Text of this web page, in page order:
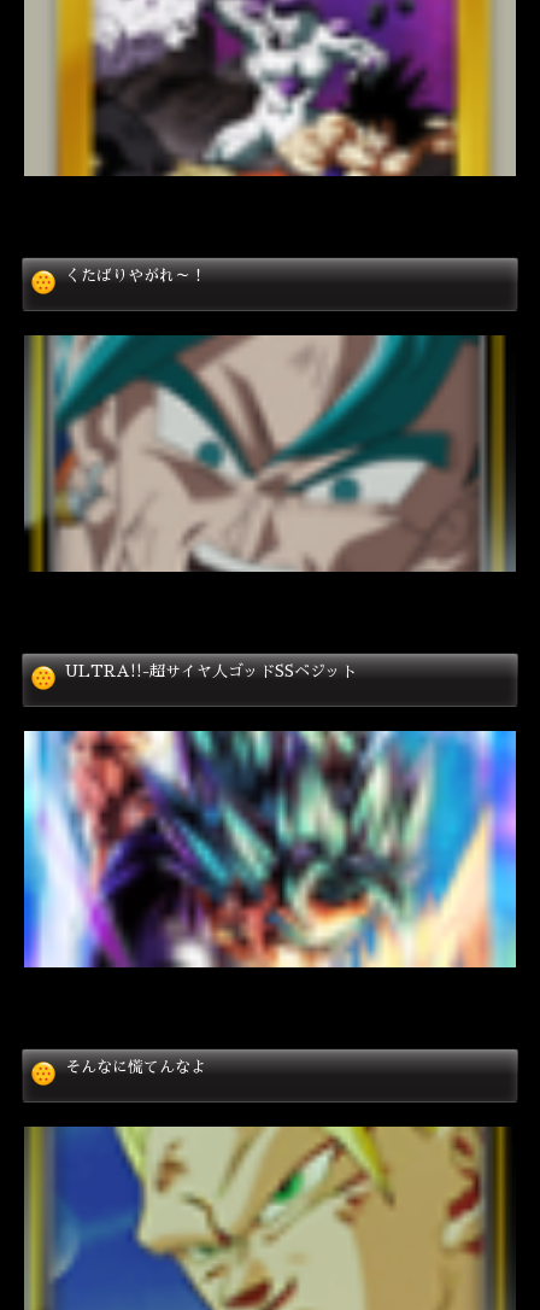
くたばりやがれ～！
ULTRA!!-超サイヤ人ゴッドSSベジット
そんなに慌てんなよ